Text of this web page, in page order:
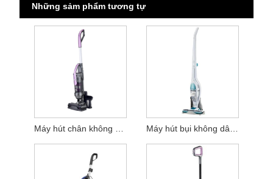
Những sảm phẩm tương tự